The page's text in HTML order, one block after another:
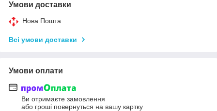
Умови доставки
Нова Пошта
Всі умови доставки
Умови оплати
Ви отримаєте замовлення
або гроші повернуться на вашу картку